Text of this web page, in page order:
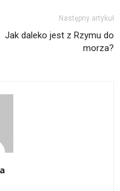
Następny artykuł
Jak daleko jest z Rzymu do
morza?